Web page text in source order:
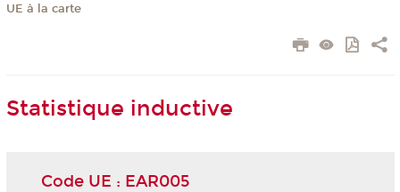
UE à la carte
Statistique inductive
Code UE : EAR005